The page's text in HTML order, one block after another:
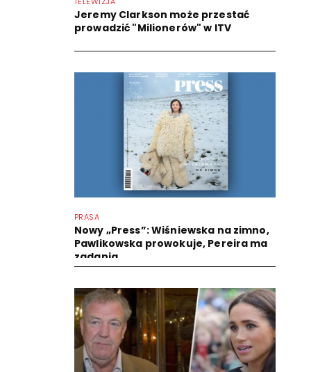
Jeremy Clarkson może przestać
prowadzić "Milionerów" w ITV
PRASA
Nowy „Press”: Wiśniewska na zimno,
Pawlikowska prowokuje, Pereira ma
zadania